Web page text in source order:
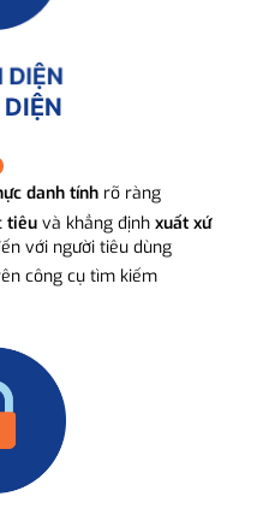
danh tính rõ ràng
tiêuvà khẳng định xuất xứ
với người tiêu dùng
công cụ tìm kiếm